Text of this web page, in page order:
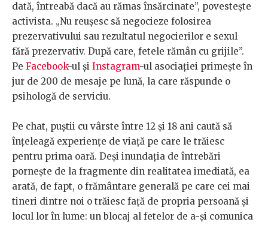
dată, întreabă dacă au rămas însărcinate”, povestește
activista. „Nu reușesc să negocieze folosirea
prezervativului sau rezultatul negocierilor e sexul
fără prezervativ. După care, fetele rămân cu grijile”.
Pe Facebook-ul și Instagram-ul asociației primește în
jur de 200 de mesaje pe lună, la care răspunde o
psihologă de serviciu.
Pe chat, puștii cu vârste între 12 și 18 ani caută să
înțeleagă experiențe de viață pe care le trăiesc
pentru prima oară. Deși inundația de întrebări
pornește de la fragmente din realitatea imediată, ea
arată, de fapt, o frământare generală pe care cei mai
tineri dintre noi o trăiesc față de propria persoană și
locul lor în lume: un blocaj al fetelor de a-și comunica